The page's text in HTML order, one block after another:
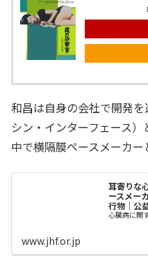
和昌は自身の会社で開発
シン・インターフェース
中で横隔膜ペースメーカー
耳寄りな
ースメー
行物｜公
心臓病に関
www.jhf.or.jp